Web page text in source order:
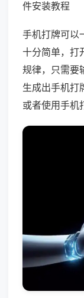
件安装教程
手机打牌可以
十分简单，打
规律，只需要
生成出手机打
或者使用手机